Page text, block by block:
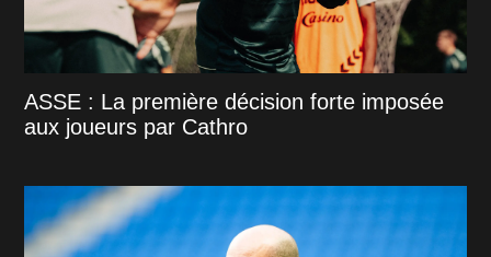
ASSE : La première décision forte imposée
aux joueurs par Cathro